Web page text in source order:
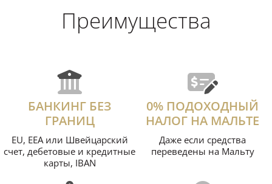
Преимущества
БАНКИНГ БЕЗ
ГРАНИЦ
EU, EEA или Швейцарский
счет, дебетовые и кредитные
карты, IBAN
0% ПОДОХОДНЫЙ
НАЛОГ НА МАЛЬТЕ
Даже если средства
переведены на Мальту